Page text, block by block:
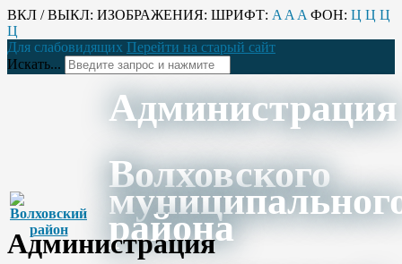
ВКЛ / ВЫКЛ: ИЗОБРАЖЕНИЯ: ШРИФТ: A A A ФОН: Ц Ц Ц
Ц
Для слабовидящих Перейти на старый сайт
Искать...
Администрация
Волховского
района
Администрация